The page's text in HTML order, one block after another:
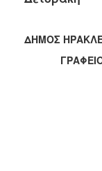
2019
2018
ΔΗΜΟΣ
ΓΡΑΦΕΙΟ